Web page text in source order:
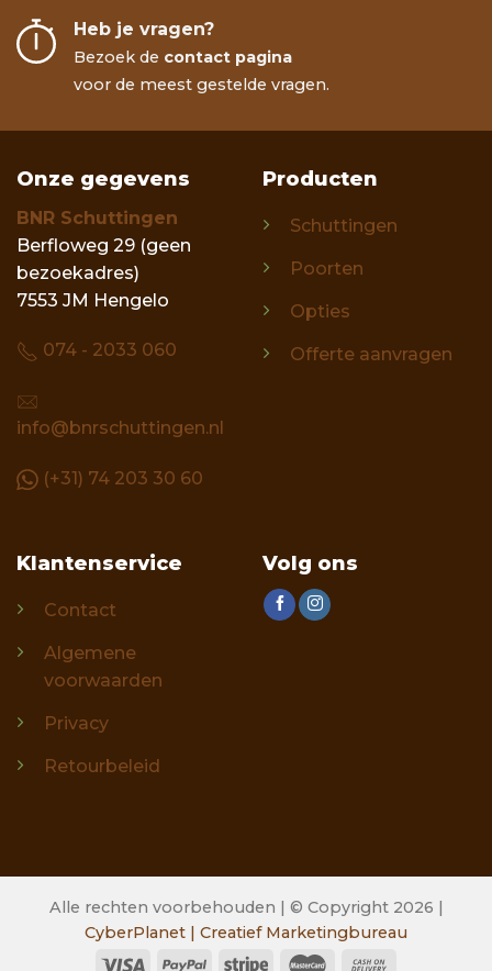
Heb je vragen?
Bezoek de contact pagina
voor de meest gestelde vragen.
Onze gegevens
BNR Schuttingen
Berfloweg 29 (geen
bezoekadres)
7553 JM Hengelo
074 - 2033 060
info@bnrschuttingen.nl
(+31) 74 203 30 60
Producten
Schuttingen
Poorten
Opties
Offerte aanvragen
Klantenservice
Contact
Algemene
voorwaarden
Privacy
Retourbeleid
Volg ons
Alle rechten voorbehouden | © Copyright 2026 |
CyberPlanet | Creatief Marketingbureau